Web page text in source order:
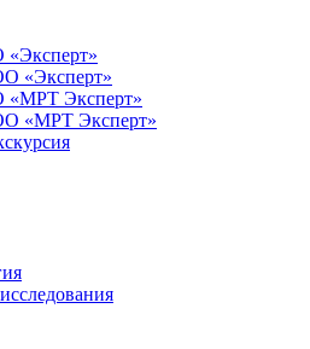
«Эксперт»
Эксперт»
«МРТ Эксперт»